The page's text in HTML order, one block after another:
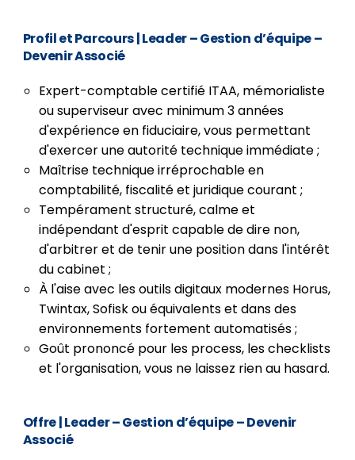
Profil et Parcours| Leader – Gestion d’équipe –
Devenir Associé
Expert-comptable certifié ITAA, mémorialiste
ou superviseur avec minimum 3 années
d'expérience en fiduciaire, vous permettant
d'exercer une autorité technique immédiate ;
Maîtrise technique irréprochable en
comptabilité, fiscalité et juridique courant ;
Tempérament structuré, calme et
indépendant d'esprit capable de dire non,
d'arbitrer et de tenir une position dans l'intérêt
du cabinet ;
À l'aise avec les outils digitaux modernes Horus,
Twintax, Sofisk ou équivalents et dans des
environnements fortement automatisés ;
Goût prononcé pour les process, les checklists
et l'organisation, vous ne laissez rien au hasard.
Offre| Leader – Gestion d’équipe – Devenir
Associé